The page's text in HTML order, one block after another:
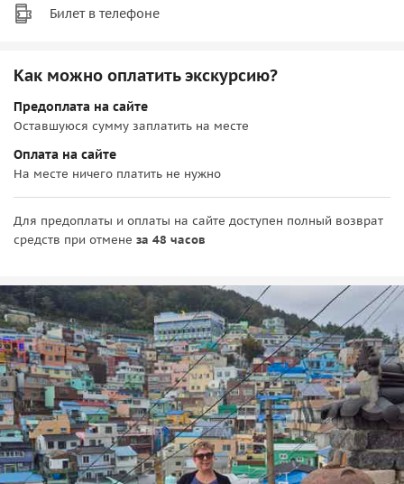
Билет в телефоне
Как можно оплатить экскурсию?
Предоплата на сайте
Оставшуюся сумму заплатить на месте
Оплата на сайте
На месте ничего платить не нужно
Для предоплаты и оплаты на сайте доступен полный возврат
средств при отмене за 48 часов